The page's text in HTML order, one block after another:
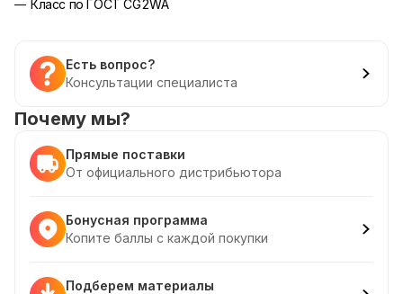
Класс по ГОСТ CG2WA
Есть вопрос?
Консультации специалиста
Почему мы?
Прямые поставки
От официального дистрибьютора
Бонусная программа
Копите баллы с каждой покупки
Подберем материалы